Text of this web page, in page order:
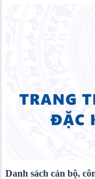
Danh sách cán bộ,